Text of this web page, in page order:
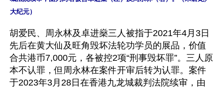
大纪元）
胡爱民、周永林及卓进燊三人被指于2021年4月3日
先后在黄大仙及旺角毁坏法轮功学员的展品，价值
合共港币7,000元，各被控2项“刑事毁坏罪”。三人原
本不认罪，但周永林在案件开审后转为认罪。案件
于2023年3月28日在香港九龙城裁判法院续审，由